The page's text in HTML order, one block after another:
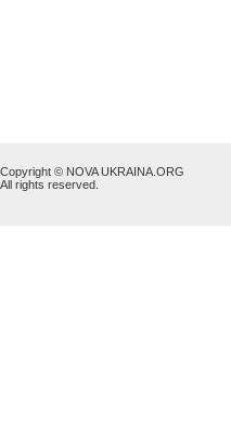
Copyright © NOVA UKRAINA.ORG
All rights reserved.